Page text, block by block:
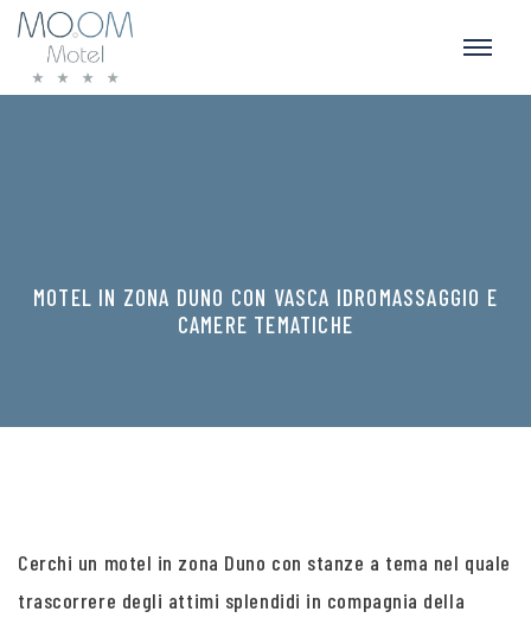
MOTEL IN ZONA DUNO CON VASCA IDROMASSAGGIO E
CAMERE TEMATICHE
Cerchi un motel in zona Duno con stanze a tema nel quale
trascorrere degli attimi splendidi in compagnia della